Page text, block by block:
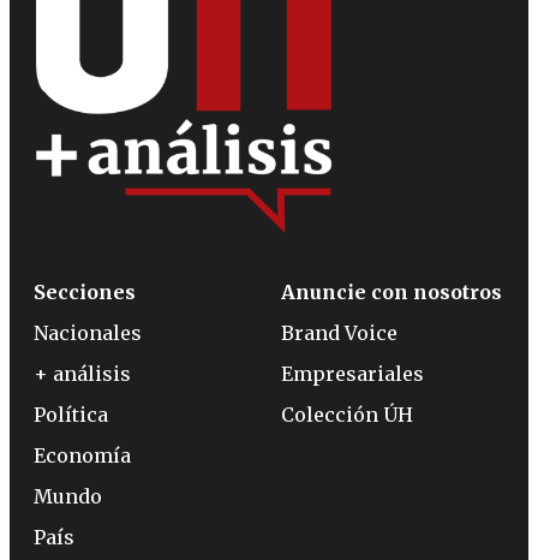
Secciones
Nacionales
+ análisis
Política
Economía
Mundo
País
Anuncie con nosotros
Brand Voice
Empresariales
Colección ÚH